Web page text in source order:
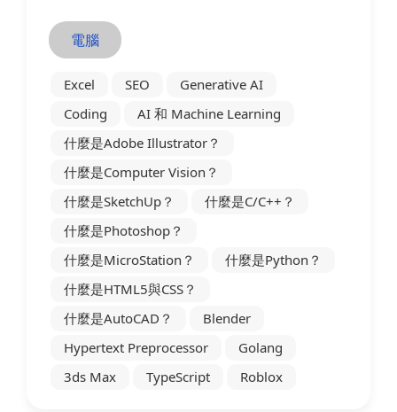
電腦
Excel SEO
Generative AI
Coding
AI 和 Machine Learning
什麼是Adobe Illustrator？
什麼是Computer Vision？
什麼是SketchUp？
什麼是C/C++？
什麼是Photoshop？
什麼是MicroStation？
什麼是Python？
什麼是HTML5與CSS？
什麼是AutoCAD？
Blender
Hypertext Preprocessor
Golang
3ds Max
TypeScript Roblox